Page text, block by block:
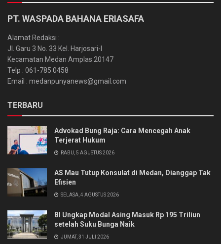
PT. WASPADA BAHANA ERIASAFA
Alamat Redaksi :
Jl. Garu 3 No. 33 Kel. Harjosari-I
Kecamatan Medan Amplas 20147
Telp : 061-785 0458
Email : medanpunyanews@gmail.com
TERBARU
Advokad Bung Raja: Cara Mencegah Anak
Terjerat Hukum
RABU, 5 AGUSTUS 2026
AS Mau Tutup Konsulat di Medan, Dianggap Tak
Efisien
SELASA, 4 AGUSTUS 2026
BI Ungkap Modal Asing Masuk Rp 195 Triliun
setelah Suku Bunga Naik
JUMAT, 31 JULI 2026